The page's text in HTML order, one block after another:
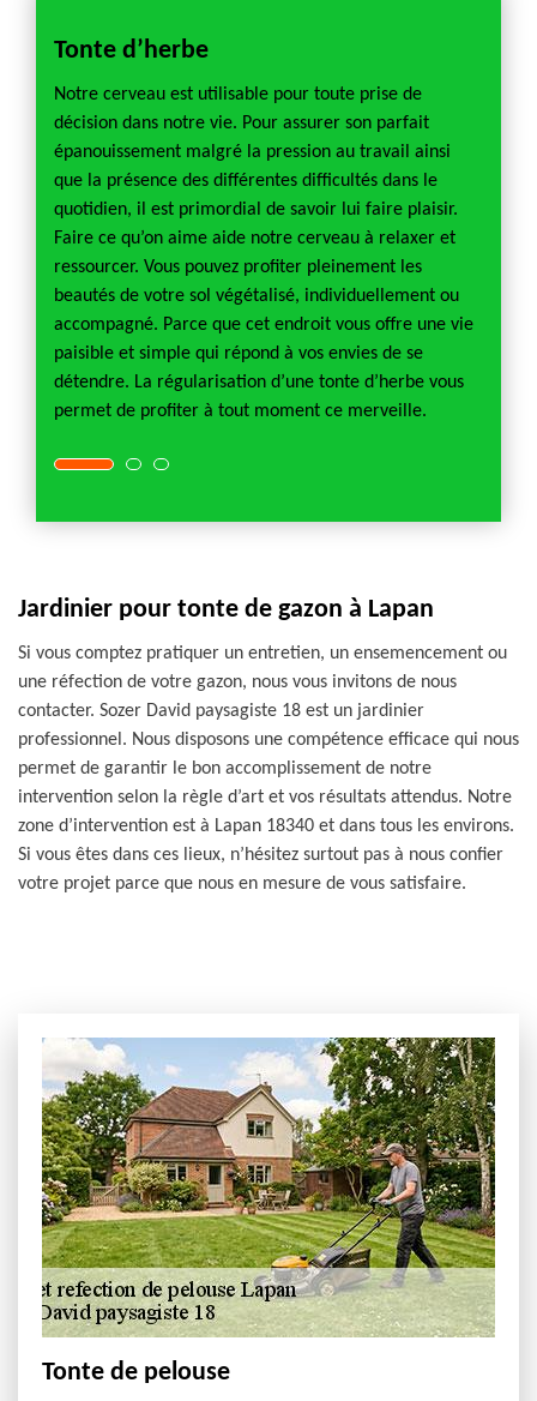
Tonte d’herbe
Notre cerveau est utilisable pour toute prise de
décision dans notre vie. Pour assurer son parfait
épanouissement malgré la pression au travail ainsi
que la présence des différentes difficultés dans le
quotidien, il est primordial de savoir lui faire plaisir.
Faire ce qu’on aime aide notre cerveau à relaxer et
ressourcer. Vous pouvez profiter pleinement les
beautés de votre sol végétalisé, individuellement ou
accompagné. Parce que cet endroit vous offre une vie
paisible et simple qui répond à vos envies de se
détendre. La régularisation d’une tonte d’herbe vous
permet de profiter à tout moment ce merveille.
Jardinier pour tonte de gazon à Lapan
Si vous comptez pratiquer un entretien, un ensemencement ou
une réfection de votre gazon, nous vous invitons de nous
contacter. Sozer David paysagiste 18 est un jardinier
professionnel. Nous disposons une compétence efficace qui nous
permet de garantir le bon accomplissement de notre
intervention selon la règle d’art et vos résultats attendus. Notre
zone d’intervention est à Lapan 18340 et dans tous les environs.
Si vous êtes dans ces lieux, n’hésitez surtout pas à nous confier
votre projet parce que nous en mesure de vous satisfaire.
Tonte de pelouse